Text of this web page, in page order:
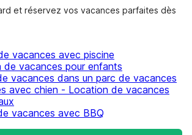
et réservez vos vacances parfaites dès
vacances avec piscine
vacances pour enfants
vacances dans un parc de vacances
avec chien - Location de vacances
vacances avec BBQ